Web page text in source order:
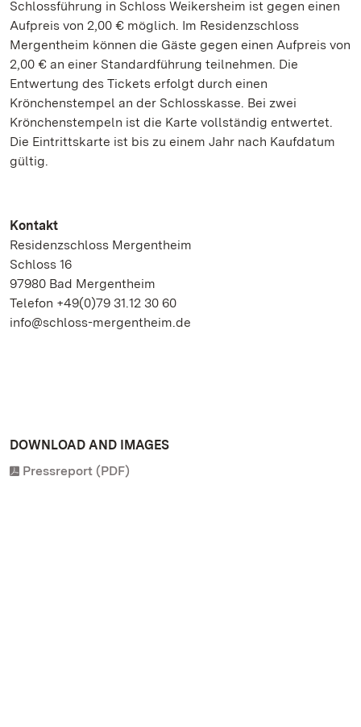
Schlossführung in Schloss Weikersheim ist gegen einen
Aufpreis von 2,00 € möglich. Im Residenzschloss
Mergentheim können die Gäste gegen einen Aufpreis von
2,00 € an einer Standardführung teilnehmen. Die
Entwertung des Tickets erfolgt durch einen
Krönchenstempel an der Schlosskasse. Bei zwei
Krönchenstempeln ist die Karte vollständig entwertet.
Die Eintrittskarte ist bis zu einem Jahr nach Kaufdatum
gültig.
Kontakt
Residenzschloss Mergentheim
Schloss 16
97980 Bad Mergentheim
Telefon +49(0)79 31.12 30 60
info@schloss-mergentheim.de
DOWNLOAD AND IMAGES
Pressreport (PDF)